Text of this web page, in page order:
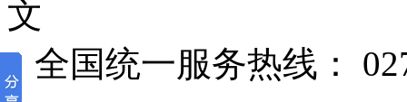
全国统一服务热线：